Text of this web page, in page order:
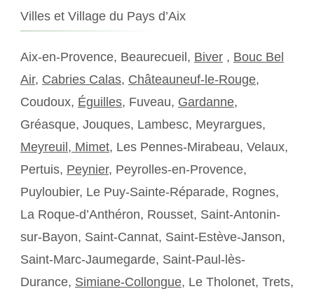
Villes et Village du Pays d’Aix
Aix-en-Provence, Beaurecueil, Biver , Bouc Bel
Air, Cabries Calas, Châteauneuf-le-Rouge,
Coudoux, Éguilles, Fuveau, Gardanne,
Gréasque, Jouques, Lambesc, Meyrargues,
Meyreuil, Mimet, Les Pennes-Mirabeau, Velaux,
Pertuis, Peynier, Peyrolles-en-Provence,
Puyloubier, Le Puy-Sainte-Réparade, Rognes,
La Roque-d’Anthéron, Rousset, Saint-Antonin-
sur-Bayon, Saint-Cannat, Saint-Estève-Janson,
Saint-Marc-Jaumegarde, Saint-Paul-lès-
Durance, Simiane-Collongue, Le Tholonet, Trets,